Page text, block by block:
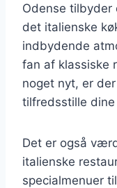
Odense tilbyder
det italienske
indbydende
fan af klassiske
noget nyt, er
tilfredsstille dine
Det er også
italienske
specialmenuer